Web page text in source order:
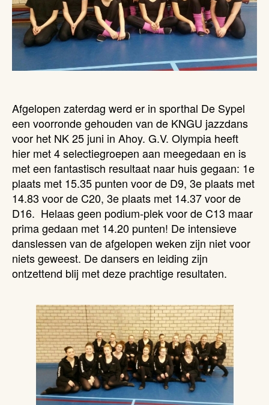
Afgelopen zaterdag werd er in sporthal De Sypel
een voorronde gehouden van de KNGU jazzdans
voor het NK 25 juni in Ahoy. G.V. Olympia heeft
hier met 4 selectiegroepen aan meegedaan en is
met een fantastisch resultaat naar huis gegaan: 1e
plaats met 15.35 punten voor de D9, 3e plaats met
14.83 voor de C20, 3e plaats met 14.37 voor de
D16. Helaas geen podium-plek voor de C13 maar
prima gedaan met 14.20 punten! De intensieve
danslessen van de afgelopen weken zijn niet voor
niets geweest. De dansers en leiding zijn
ontzettend blij met deze prachtige resultaten.